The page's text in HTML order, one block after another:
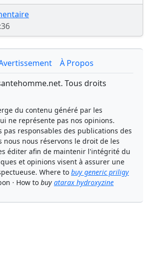
À Propos
Tous droits
du contenu généré par les
ne représente pas nos opinions.
pas responsables des publications des
nous nous réservons le droit de les
éditer afin de maintenir l'intégrité du
et opinions visent à assurer une
Where to buy generic priligy
· How to buy atarax hydroxyzine